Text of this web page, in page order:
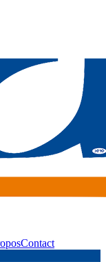
Contact